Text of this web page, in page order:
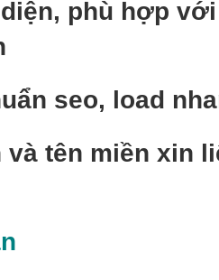
phù hợp
seo, load
tên miền xin